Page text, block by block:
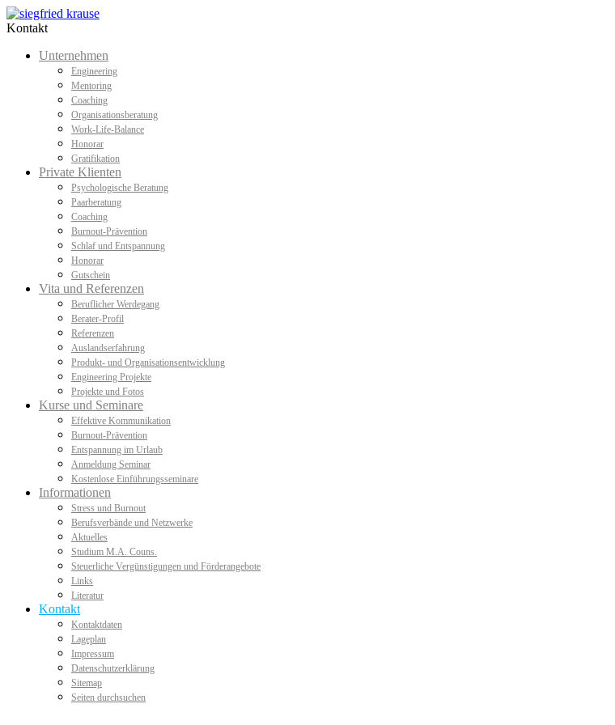
Kontakt
Unternehmen
Engineering
Mentoring
Coaching
Organisationsberatung
Work-Life-Balance
Honorar
Gratifikation
Private Klienten
Psychologische Beratung
Paarberatung
Coaching
Burnout-Prävention
Schlaf und Entspannung
Honorar
Gutschein
Vita und Referenzen
Beruflicher Werdegang
Berater-Profil
Referenzen
Auslandserfahrung
Produkt- und Organisationsentwicklung
Engineering Projekte
Projekte und Fotos
Kurse und Seminare
Effektive Kommunikation
Burnout-Prävention
Entspannung im Urlaub
Anmeldung Seminar
Kostenlose Einführungsseminare
Informationen
Stress und Burnout
Berufsverbände und Netzwerke
Aktuelles
Studium M.A. Couns.
Steuerliche Vergünstigungen und Förderangebote
Links
Literatur
Kontakt
Kontaktdaten
Lageplan
Impressum
Datenschutzerklärung
Sitemap
Seiten durchsuchen